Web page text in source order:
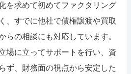
を求めて初めてファクタリング
、すでに他社で債権譲渡や買取
らの相談にも対応しています。
場に立ってサポートを行い、資
ず、財務面の視点から安定した